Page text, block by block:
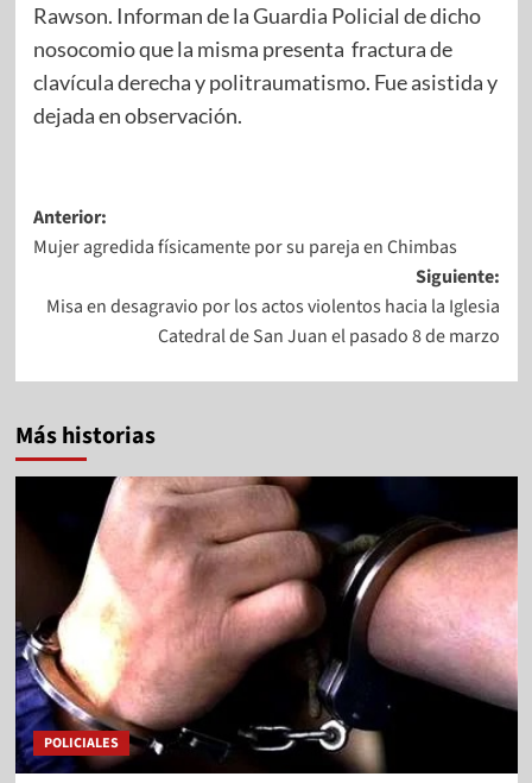
Rawson. Informan de la Guardia Policial de dicho
nosocomio que la misma presenta fractura de
clavícula derecha y politraumatismo. Fue asistida y
dejada en observación.
Anterior:
Mujer agredida físicamente por su pareja en Chimbas
Siguiente:
Misa en desagravio por los actos violentos hacia la Iglesia
Catedral de San Juan el pasado 8 de marzo
Más historias
POLICIALES